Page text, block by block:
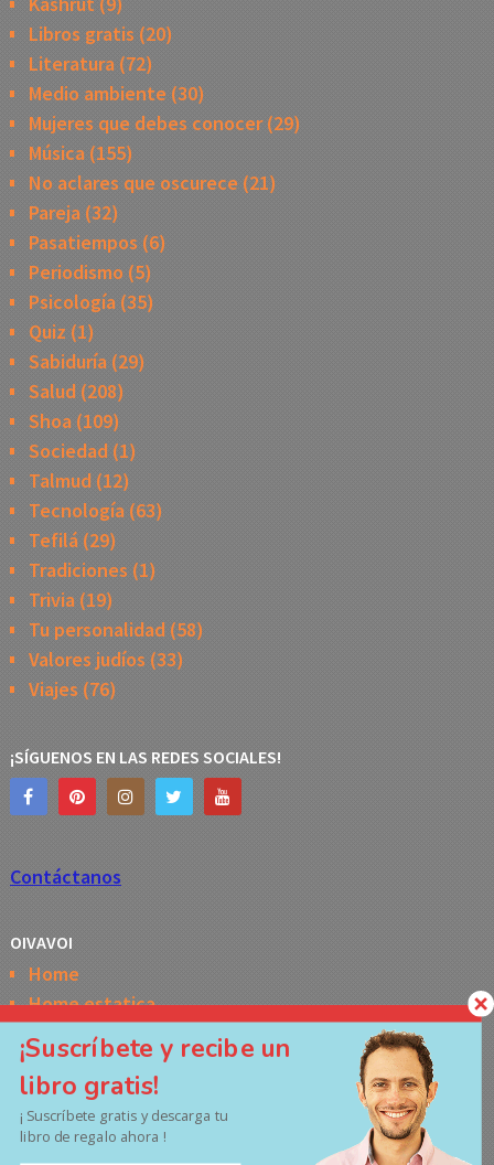
Libros gratis (20)
Literatura(72)
Medio ambiente (30)
Mujeres que debes conocer(29)
Música(155)
No aclares que oscurece (21)
Pareja(32)
Pasatiempos (6)
Periodismo (5)
Psicología(35)
Quiz (1)
Sabiduría(29)
Salud (208)
Shoa(109)
Sociedad(1)
Talmud (12)
Tecnología(63)
Tefilá(29)
Tradiciones (1)
Trivia(19)
Tu personalidad(58)
Valores judíos (33)
Viajes (76)
¡SÍGUENOS EN LAS REDES SOCIALES!
Contáctanos
OIVAVOI
Home
Home estatica
Horóscopo semanal de la Kabbalah
Memes
No Access
Políticas de privacidad
Términos y Condiciones
¡Suscríbete y recibe un
libro gratis!
¡ Suscríbete gratis y descarga tu
libro de regalo ahora !